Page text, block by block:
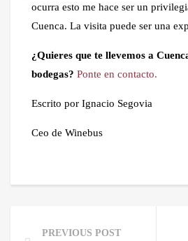
ocurra esto me hace ser un
Cuenca. La visita puede ser una
¿Quieres que te llevemos a
bodegas? Ponte en contacto.
Escrito por Ignacio Segovia
Ceo de Winebus
PREVIOUS POST